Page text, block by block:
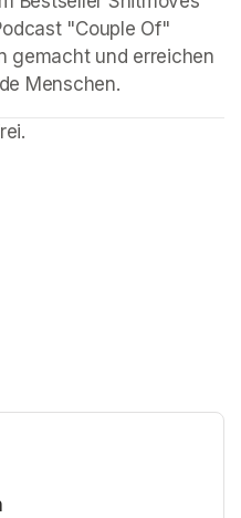
"Couple Of"
gemacht und erreichen
Menschen.